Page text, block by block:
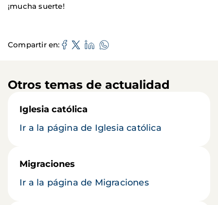
¡mucha suerte!
Compartir en
Otros temas de actualidad
Iglesia católica
Ir a la página de Iglesia católica
Migraciones
Ir a la página de Migraciones